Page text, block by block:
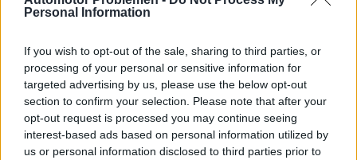
Personal Information
If you wish to opt-out of the sale, sharing to third parties, or
processing of your personal or sensitive information for
targeted advertising by us, please use the below opt-out
section to confirm your selection. Please note that after your
opt-out request is processed you may continue seeing
interest-based ads based on personal information utilized by
us or personal information disclosed to third parties prior to
turbo:
In de vaker gebruikte sequentiële configuratie is de
ene turbocompressor klein en de andere groter. De
kleinere turbocompressor werkt bij lage snelheden
en draait op gemiddelde en hogere vooraf bepaalde
motortoerentallen. Alleen de grote